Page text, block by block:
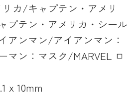
カ/キャプテン・アメリ
プテン・アメリカ・シール
アンマン/アイアンマン：
マン：マスク/MARVEL ロ
x 10mm